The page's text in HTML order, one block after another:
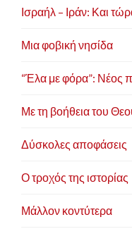
Ισραήλ – Ιράν: Και
Μια φοβική νησίδα
“Έλα με φόρα”: Νέος
Με τη βοήθεια του
Δύσκολες αποφάσεις
Ο τροχός της ιστορίας
Μάλλον κοντύτερα